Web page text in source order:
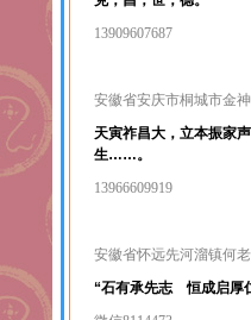
13909607687
安徽省安庆市桐城市金
天寅祚昌大，立本振家
生……。
13966609919
安徽省怀远先河溜镇何
“石有承先志 恒成启厚